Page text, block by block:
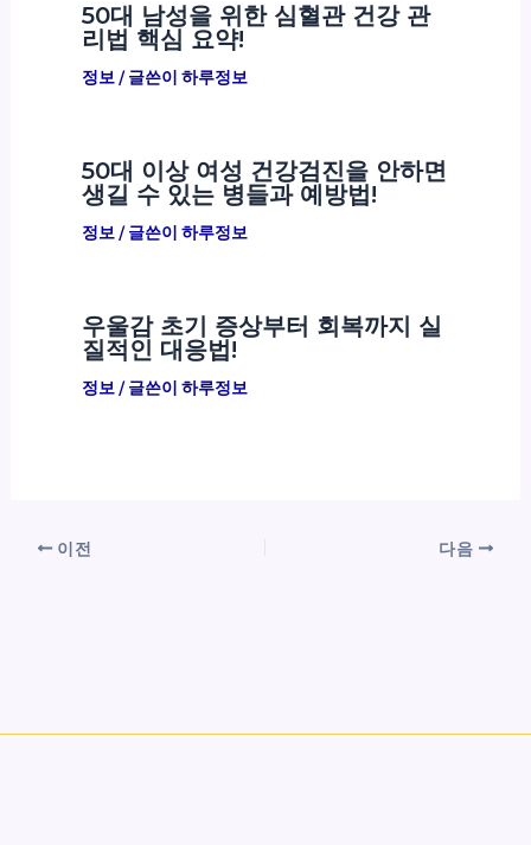
50대 남성을 위한 심혈관 건강 관
리법 핵심 요약!
정보/ 글쓴이 하루정보
50대 이상 여성 건강검진을 안하면
생길 수 있는 병들과 예방법!
정보/ 글쓴이 하루정보
우울감 초기 증상부터 회복까지 실
질적인 대응법!
정보/ 글쓴이 하루정보
이전 다음